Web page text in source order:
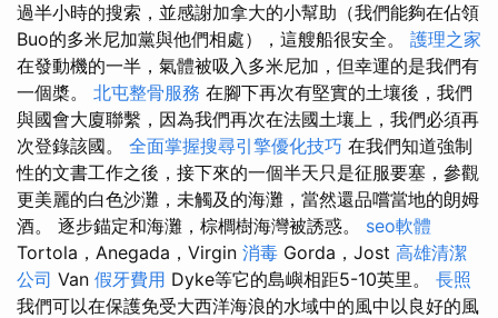
過半小時的搜索，並感謝加拿大的小幫助（我們能夠在佔領
Buo的多米尼加黨與他們相處），這艘船很安全。 護理之家
在發動機的一半，氣體被吸入多米尼加，但幸運的是我們有
一個槳。 北屯整骨服務 在腳下再次有堅實的土壤後，我們
與國會大廈聯繫，因為我們再次在法國土壤上，我們必須再
次登錄該國。 全面掌握搜尋引擎優化技巧 在我們知道強制
性的文書工作之後，接下來的一個半天只是征服要塞，參觀
更美麗的白色沙灘，未觸及的海灘，當然還品嚐當地的朗姆
酒。 逐步錨定和海灘，棕櫚樹海灣被誘惑。 seo軟體
Tortola，Anegada，Virgin 消毒 Gorda，Jost 高雄清潔
公司 Van 假牙費用 Dyke等它的島嶼相距5-10英里。 長照
我們可以在保護免受大西洋海浪的水域中的風中以良好的風